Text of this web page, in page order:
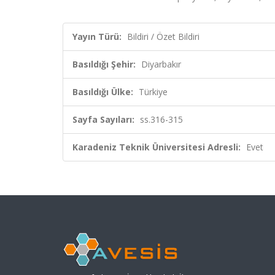
Yayın Türü: Bildiri / Özet Bildiri
Basıldığı Şehir: Diyarbakır
Basıldığı Ülke: Türkiye
Sayfa Sayıları: ss.316-315
Karadeniz Teknik Üniversitesi Adresli: Evet